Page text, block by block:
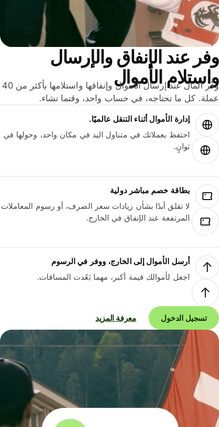
عند الإنفاق والإرسال
الأموال
وفّر المال عند إرسال الأموال وإنفاقها واستلامها بأكثر من 40
كل ما تحتاجه، في حساب واحد، وقتما تشاء.
إدارة الأموال أثناء التنقل عالميًا.
احتفظ بعملاتك في متناول اليد في مكان واحد، وحولها في
ثوانٍ.
بطاقة خصم مباشر دولية
لا تقلق أبدًا بشأن زيادات سعر الصرف، أو رسوم المعاملات
المرتفعة عند الإنفاق في الخارج.
أرسل الأموال إلى الخارج، ووفر في الرسوم
اجعل لأموالك قيمة أكبر، مهما بَعُدت المسافات.
تسجيل الدخول معرفة المزيد